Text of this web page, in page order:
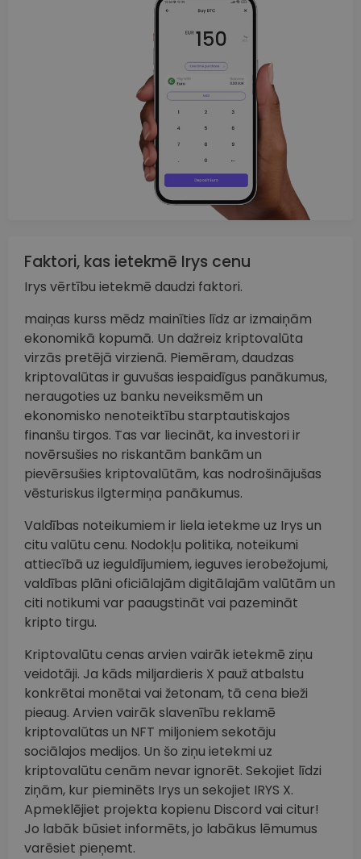
Faktori, kas ietekmē Irys cenu
Irys vērtību ietekmē daudzi faktori.
maiņas kurss mēdz mainīties līdz ar izmaiņām
ekonomikā kopumā. Un dažreiz kriptovalūta
virzās pretējā virzienā. Piemēram, daudzas
kriptovalūtas ir guvušas iespaidīgus panākumus,
neraugoties uz banku neveiksmēm un
ekonomisko nenoteiktību starptautiskajos
finanšu tirgos. Tas var liecināt, ka investori ir
novērsušies no riskantām bankām un
pievērsušies kriptovalūtām, kas nodrošinājušas
vēsturiskus ilgtermiņa panākumus.
Valdības noteikumiem ir liela ietekme uz Irys un
citu valūtu cenu. Nodokļu politika, noteikumi
attiecībā uz ieguldījumiem, ieguves ierobežojumi,
valdības plāni oficiālajām digitālajām valūtām un
citi notikumi var paaugstināt vai pazemināt
kripto tirgu.
Kriptovalūtu cenas arvien vairāk ietekmē ziņu
veidotāji. Ja kāds miljardieris X pauž atbalstu
konkrētai monētai vai žetonam, tā cena bieži
pieaug. Arvien vairāk slavenību reklamē
kriptovalūtas un NFT miljoniem sekotāju
sociālajos medijos. Un šo ziņu ietekmi uz
kriptovalūtu cenām nevar ignorēt. Sekojiet līdzi
ziņām, kur pieminēts Irys un sekojiet IRYS X.
Apmeklējiet projekta kopienu Discord vai citur!
Jo labāk būsiet informēts, jo labākus lēmumus
varēsiet pieņemt.